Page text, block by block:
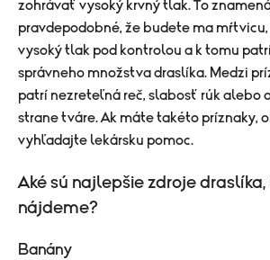
zohrávať vysoký krvný tlak. To
pravdepodobné, že budete ma
vysoký tlak pod kontrolou a k tomu
správneho množstva draslíka. Medzi
patrí nezreteľná reč, slabosť rúk alebo
strane tváre. Ak máte takéto príznaky,
vyhľadajte lekársku pomoc.
Aké sú najlepšie zdroje draslíka,
nájdeme?
Banány